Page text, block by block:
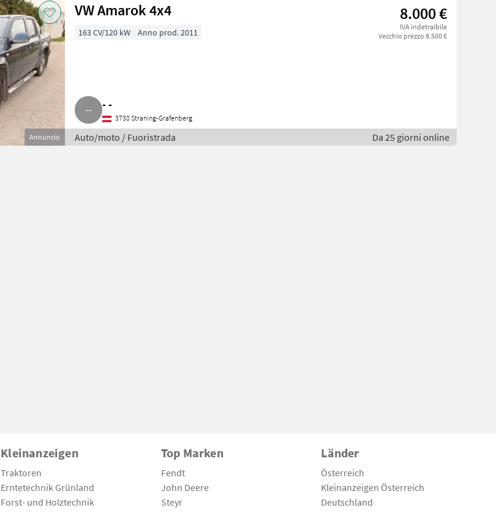
Annuncio
VW Amarok 4x4 8.000 €
IVA indetraibile
Vecchio prezzo 8.500 €
163 CV/120 kW Anno prod. 2011
- -
3730 Straning-Grafenberg
Auto/moto / Fuoristrada Da 25 giorni online
Kleinanzeigen
Traktoren
Erntetechnik Grünland
Forst- und Holztechnik
Top Marken
Fendt
John Deere
Steyr
Länder
Österreich
Kleinanzeigen Österreich
Deutschland